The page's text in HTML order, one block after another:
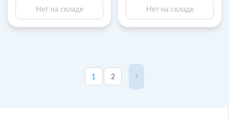
Нет на складе Нет на складе
1 2